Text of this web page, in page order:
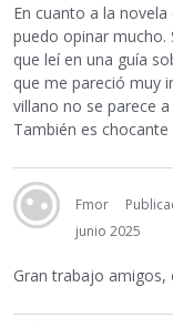
En cuanto a la
puedo opinar
que leí en una guía
que me pareció muy
villano no se parece
También es chocante
Fmor
junio 2025
Gran trabajo amigos,